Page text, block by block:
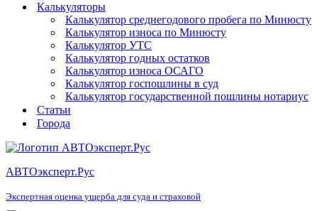
Калькуляторы
Калькулятор среднегодового пробега по Минюсту
Калькулятор износа по Минюсту
Калькулятор УТС
Калькулятор годных остатков
Калькулятор износа ОСАГО
Калькулятор госпошлины в суд
Калькулятор государственной пошлины нотариус
Статьи
Города
АВТОэксперт.Рус
Экспертная оценка ущерба для суда и страховой